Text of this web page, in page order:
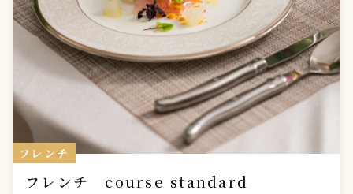
フレンチ
フレンチ course standard